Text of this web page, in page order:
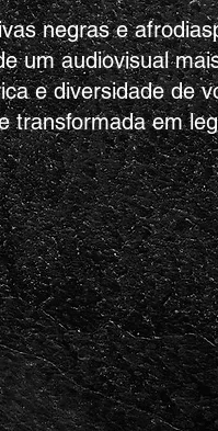
negras e
um audiovisual
e diversidade de
transformada em